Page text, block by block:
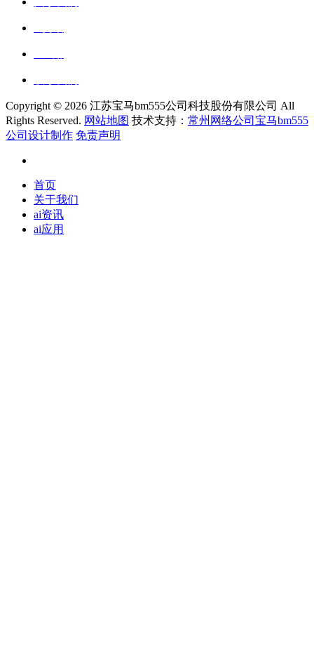
Copyright © 2026 江苏宝马bm555公司科技股份有限公司 All
Rights Reserved. 网站地图 技术支持： 常州网络公司宝马bm555
公司设计制作 免责声明
首页
关于我们
ai资讯
ai应用